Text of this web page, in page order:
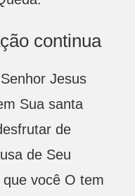
continua
Jesus
Sua santa
de
de Seu
você O tem